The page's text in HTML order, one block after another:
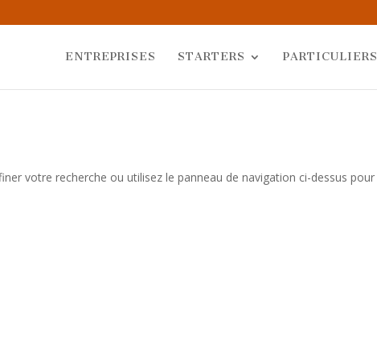
ENTREPRISES STARTERS PARTICULIERS
votre recherche ou utilisez le panneau de navigation ci-dessus pour